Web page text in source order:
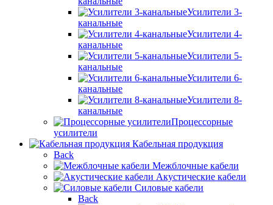
Усилители 3-
канальные
Усилители 4-
канальные
Усилители 5-
канальные
Усилители 6-
канальные
Усилители 8-
канальные
Процессорные
усилители
Кабельная продукция
Back
Межблочные кабели
Акустические кабели
Силовые кабели
Back